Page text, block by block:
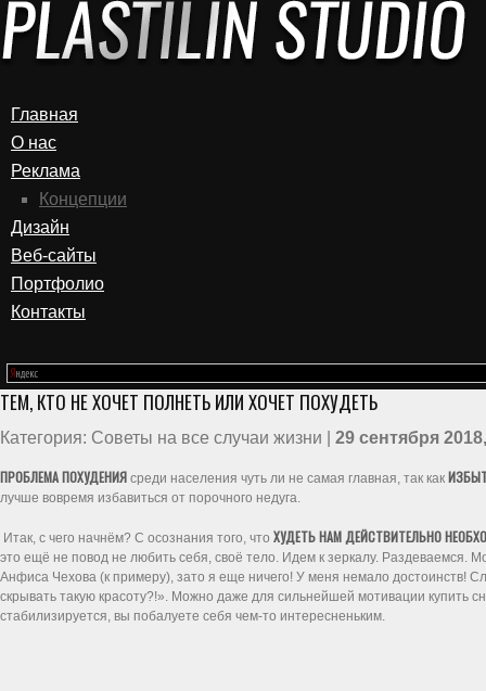
Главная
О нас
Реклама
Концепции
Дизайн
Веб-сайты
Портфолио
Контакты
ТЕМ, КТО НЕ ХОЧЕТ ПОЛНЕТЬ ИЛИ ХОЧЕТ ПОХУДЕТЬ
Категория: Советы на все случаи жизни | 29 сентября
ПРОБЛЕМА ПОХУДЕНИЯ среди населения чуть ли не самая главная, так как
лучше вовремя избавиться от порочного недуга.
Итак, с чего начнём? С осознания того, что ХУДЕТЬ НАМ ДЕЙСТВИТЕЛЬНО
это ещё не повод не любить себя, своё тело. Идем к зеркалу. Раздеваемся.
Анфиса Чехова (к примеру), зато я еще ничего! У меня немало достоинств!
скрывать такую красоту?!». Можно даже для сильнейшей мотивации купить
стабилизируется, вы побалуете себя чем-то интересненьким.